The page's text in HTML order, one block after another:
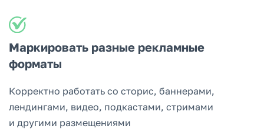
Маркировать разные рекламные
форматы
Корректно работать со сторис, баннерами,
лендингами, видео, подкастами, стримами
и другими размещениями